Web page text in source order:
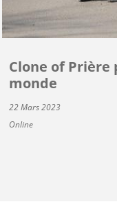
Clone of Prière
monde
22 Mars 2023
Online